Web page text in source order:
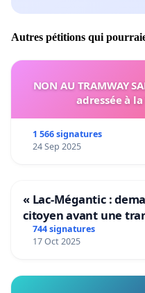
Autres pétitions qui
NON AU TRAMWAY
adressée à
1 566 signatures
24 Sep 2025
« Lac-Mégantic :
citoyen avant une
de notre territoire »
744 signatures
17 Oct 2025